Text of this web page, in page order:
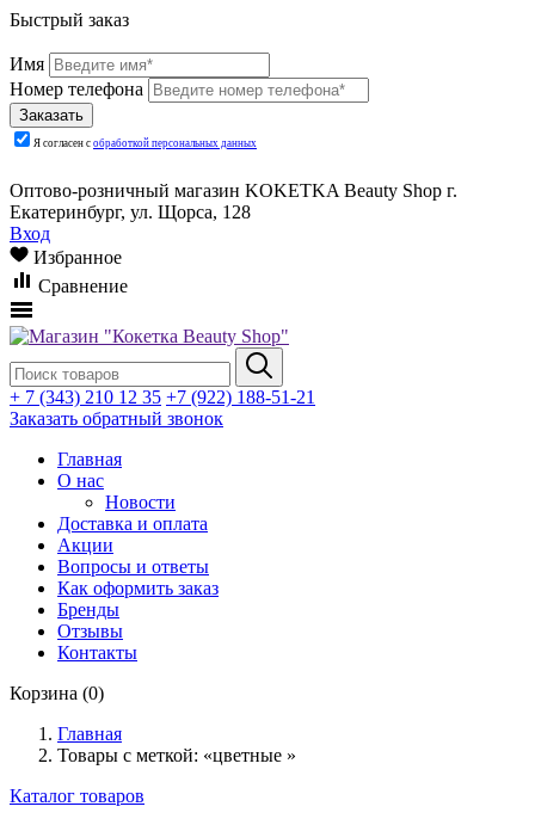
Быстрый заказ
Имя
Номер телефона
Я согласен с обработкой персональных данных
Оптово-розничный магазин KOKETKA Beauty Shop г.
Екатеринбург, ул. Щорса, 128
Вход
Избранное
Сравнение
+ 7 (343) 210 12 35 +7 (922) 188-51-21
Заказать обратный звонок
Главная
О нас
Новости
Доставка и оплата
Акции
Вопросы и ответы
Как оформить заказ
Бренды
Отзывы
Контакты
Корзина (0)
Главная
Товары с меткой: «цветные »
Каталог товаров